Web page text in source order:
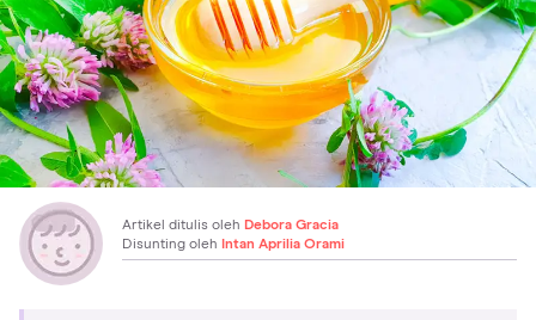
Artikel ditulis oleh Debora Gracia
Disunting oleh Intan Aprilia Orami